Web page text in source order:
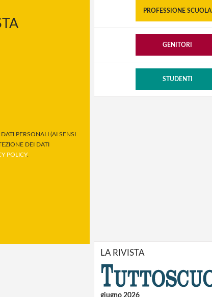
PERSONALI (AI SENSI
DEI DATI
POLICY.
PROFESSIONE SCUOLA
GENITORI
STUDENTI
LA RIVISTA
giugno 2026